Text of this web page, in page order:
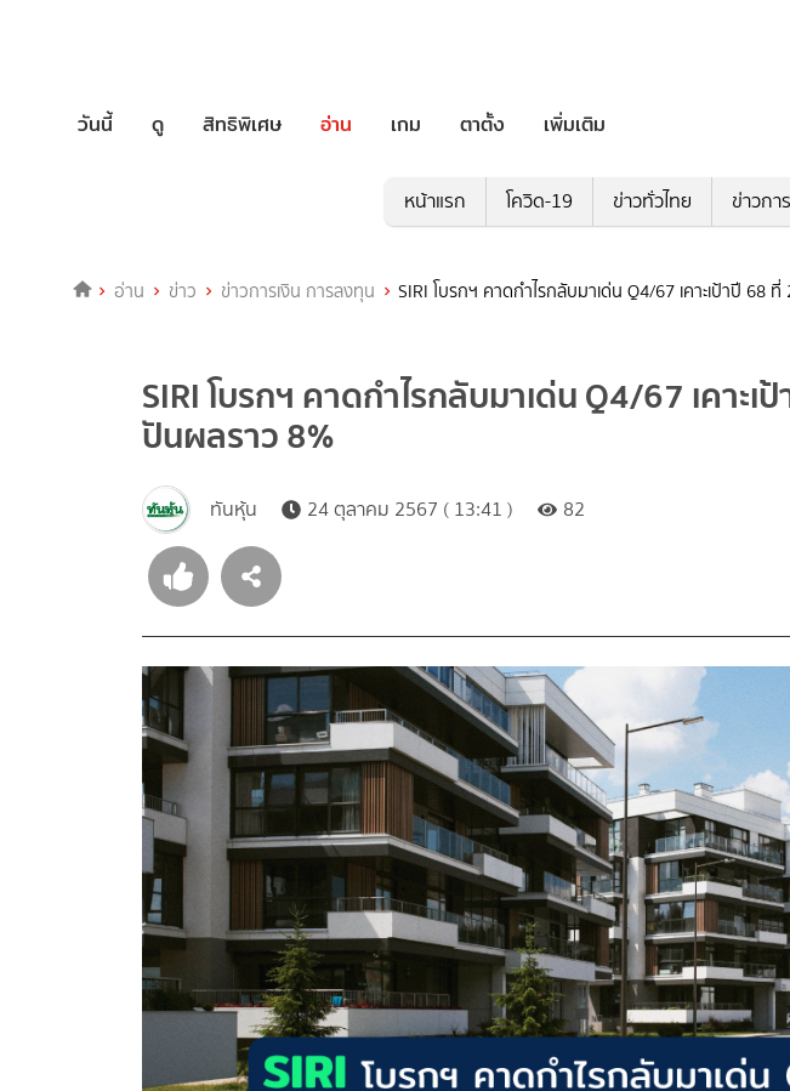
วันนี้ ดู สิทธิพิเศษ อ่าน เกม ตาตั้ง เพิ่มเติม
หน้าแรก โควิด-19 ข่าวทั่วไทย ข่าวกา
อ่าน ข่าว ข่าวการเงิน การลงทุน SIRI โบรกฯ คาดกำไรกลับมาเด่น Q4/67 เคาะเป้าปี 68
SIRI โบรกฯ คาดกำไรกลับมาเด่น Q4/67 เคาะ
ปันผลราว 8%
ทันหุ้น 24 ตุลาคม 2567 ( 13:41 ) 82